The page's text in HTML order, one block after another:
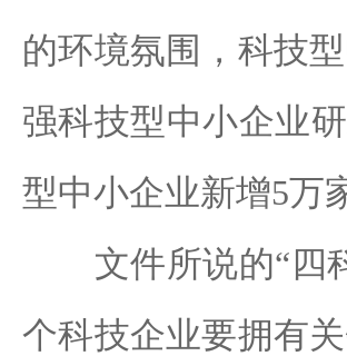
的环境氛围，科技
强科技型中小企业
型中小企业新增5万
文件所说的“四科
个科技企业要拥有